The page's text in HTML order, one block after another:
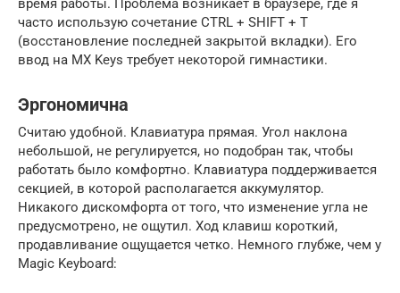
время работы. Проблема возникает в браузере, где я
часто использую сочетание CTRL + SHIFT + T
(восстановление последней закрытой вкладки). Его
ввод на MX Keys требует некоторой гимнастики.
Эргономична
Считаю удобной. Клавиатура прямая. Угол наклона
небольшой, не регулируется, но подобран так, чтобы
работать было комфортно. Клавиатура поддерживается
секцией, в которой располагается аккумулятор.
Никакого дискомфорта от того, что изменение угла не
предусмотрено, не ощутил. Ход клавиш короткий,
продавливание ощущается четко. Немного глубже, чем у
Magic Keyboard: